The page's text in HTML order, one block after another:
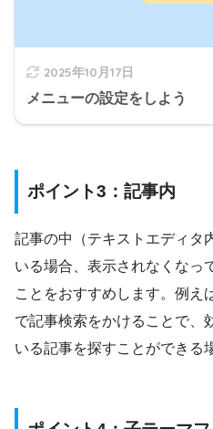
2025年10月17日
メニューの設定をしよう
ポイント3：記事内
記事の中（テキストエディタ
いる場合、表示されなくなっ
ことをおすすめします。例え
で記事検索をかけることで、
いる記事を探すことができる